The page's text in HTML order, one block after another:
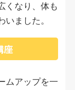
くなり、体も
ました。
座
ムアップを一